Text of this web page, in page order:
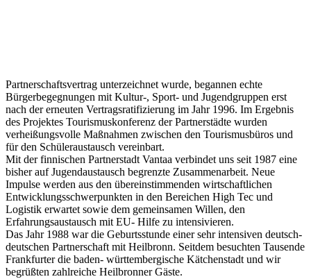
Partnerschaftsvertrag unterzeichnet wurde, begannen echte
Bürgerbegegnungen mit Kultur-, Sport- und Jugendgruppen erst
nach der erneuten Vertragsratifizierung im Jahr 1996. Im Ergebnis
des Projektes Tourismuskonferenz der Partnerstädte wurden
verheißungsvolle Maßnahmen zwischen den Tourismusbüros und
für den Schüleraustausch vereinbart.
Mit der finnischen Partnerstadt Vantaa verbindet uns seit 1987 eine
bisher auf Jugendaustausch begrenzte Zusammenarbeit. Neue
Impulse werden aus den übereinstimmenden wirtschaftlichen
Entwicklungsschwerpunkten in den Bereichen High Tec und
Logistik erwartet sowie dem gemeinsamen Willen, den
Erfahrungsaustausch mit EU- Hilfe zu intensivieren.
Das Jahr 1988 war die Geburtsstunde einer sehr intensiven deutsch-
deutschen Partnerschaft mit Heilbronn. Seitdem besuchten Tausende
Frankfurter die baden- württembergische Kätchenstadt und wir
begrüßten zahlreiche Heilbronner Gäste.